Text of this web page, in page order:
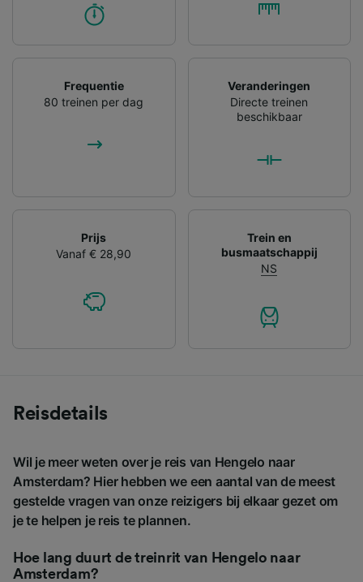
Frequentie
80 treinen per dag
Veranderingen
Directe treinen
beschikbaar
Prijs
Vanaf € 28,90
Trein en
busmaatschappij
NS
Reisdetails
Wil je meer weten over je reis van Hengelo naar
Amsterdam? Hier hebben we een aantal van de meest
gestelde vragen van onze reizigers bij elkaar gezet om
je te helpen je reis te plannen.
Hoe lang duurt de treinrit van Hengelo naar
Amsterdam?